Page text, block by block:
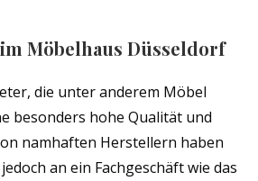
Möbelhaus Düsseldorf
die unter anderem Möbel
besonders hohe Qualität und
namhaften Herstellern haben
an ein Fachgeschäft wie das